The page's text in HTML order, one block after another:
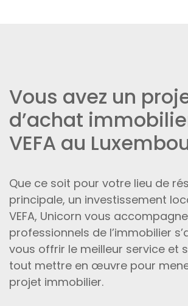
Vous avez un
d’achat
VEFA au
Que ce soit pour votre lieu de
principale, un investissement
VEFA, Unicorn vous
professionnels de l’immobilier
vous offrir le meilleur service et
tout mettre en œuvre pour
projet immobilier.